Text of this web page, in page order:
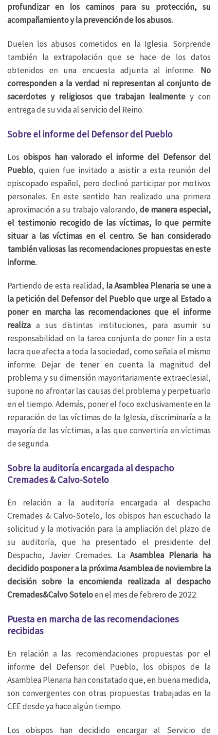
profundizar en los caminos para su protección, su
acompañamiento y la prevención de los abusos.
Duelen los abusos cometidos en la Iglesia. Sorprende
también la extrapolación que se hace de los datos
obtenidos en una encuesta adjunta al informe. No
corresponden a la verdad ni representan al conjunto de
sacerdotes y religiosos que trabajan lealmente y con
entrega de su vida al servicio del Reino.
Sobre el informe del Defensor del Pueblo
Los obispos han valorado el informe del Defensor del
Pueblo, quien fue invitado a asistir a esta reunión del
episcopado español, pero declinó participar por motivos
personales. En este sentido han realizado una primera
aproximación a su trabajo valorando, de manera especial,
el testimonio recogido de las víctimas, lo que permite
situar a las víctimas en el centro. Se han considerado
también valiosas las recomendaciones propuestas en este
informe.
Partiendo de esta realidad, la Asamblea Plenaria se une a
la petición del Defensor del Pueblo que urge al Estado a
poner en marcha las recomendaciones que el informe
realiza a sus distintas instituciones, para asumir su
responsabilidad en la tarea conjunta de poner fin a esta
lacra que afecta a toda la sociedad, como señala el mismo
informe. Dejar de tener en cuenta la magnitud del
problema y su dimensión mayoritariamente extraeclesial,
supone no afrontar las causas del problema y perpetuarlo
en el tiempo. Además, poner el foco exclusivamente en la
reparación de las víctimas de la Iglesia, discriminaría a la
mayoría de las víctimas, a las que convertiría en víctimas
de segunda.
Sobre la auditoría encargada al despacho
Cremades & Calvo-Sotelo
En relación a la auditoría encargada al despacho
Cremades & Calvo-Sotelo, los obispos han escuchado la
solicitud y la motivación para la ampliación del plazo de
su auditoría, que ha presentado el presidente del
Despacho, Javier Cremades. LaAsamblea Plenaria ha
decidido posponer a la próxima Asamblea de noviembre la
decisión sobre la encomienda realizada al despacho
Cremades&Calvo Soteloen el mes de febrero de 2022.
Puesta en marcha de las recomendaciones
recibidas
En relación a las recomendaciones propuestas por el
informe del Defensor del Pueblo, los obispos de la
Asamblea Plenaria han constatado que, en buena medida,
son convergentes con otras propuestas trabajadas en la
CEE desde ya hace algún tiempo.
Los obispos han decidido encargar al Servicio de